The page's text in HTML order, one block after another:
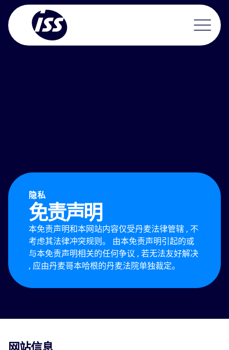
隐私
免责声明
本免责声明和本网站内容仅受丹麦法律管辖 , 不
考虑其法律冲突规则。 由本免责声明引起的或
与本免责声明相关的任何争议 , 若无法友好解决
, 应由丹麦哥本哈根的丹麦法院单独裁定。